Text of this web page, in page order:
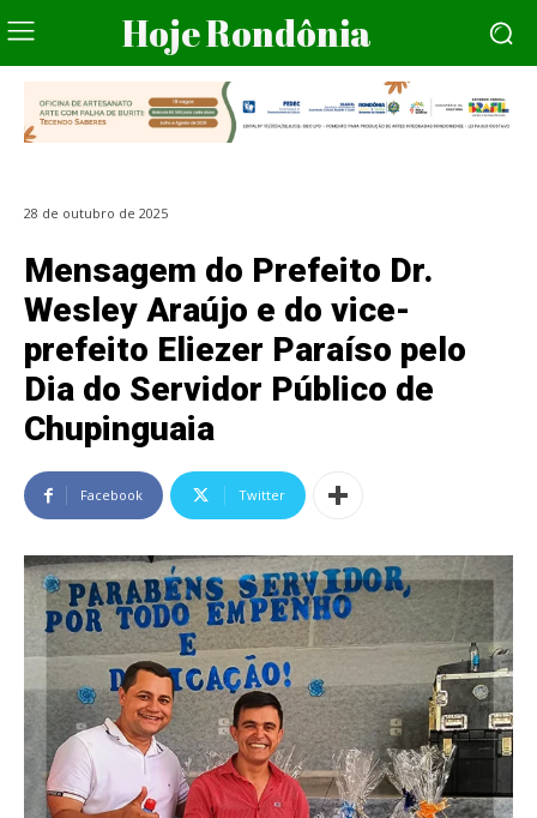
Hoje Rondônia
28 de outubro de 2025
Mensagem do Prefeito Dr.
Wesley Araújo e do vice-
prefeito Eliezer Paraíso pelo
Dia do Servidor Público de
Chupinguaia
Facebook Twitter